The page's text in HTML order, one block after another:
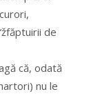
de
că, odată
nu le